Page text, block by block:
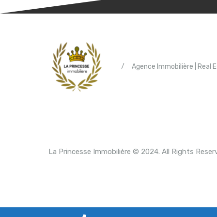
/ Agence Immobilière | Real
La Princesse Immobilière © 2024. All Rights